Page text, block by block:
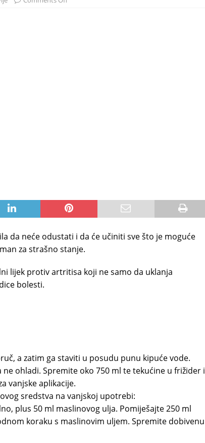
da neće odustati i da će učiniti sve što je moguće
za strašno stanje.
lijek protiv artritisa koji ne samo da uklanja
bolesti.
a zatim ga staviti u posudu punu kipuće vode.
ohladi. Spremite oko 750 ml te tekućine u frižider i
vanjske aplikacije.
sredstva na vanjskoj upotrebi:
plus 50 ml maslinovog ulja. Pomiješajte 250 ml
koraku s maslinovim uljem. Spremite dobivenu